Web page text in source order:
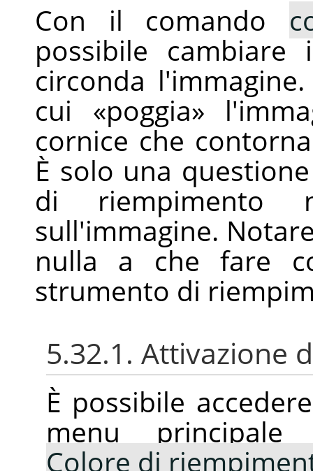
Con il comando
possibile
circonda
cui «poggia»
cornice che
È solo una
di
sull'immagine.
nulla a che fare
strumento di
5.32.1. Attivazione
È possibile
menu
Colore di